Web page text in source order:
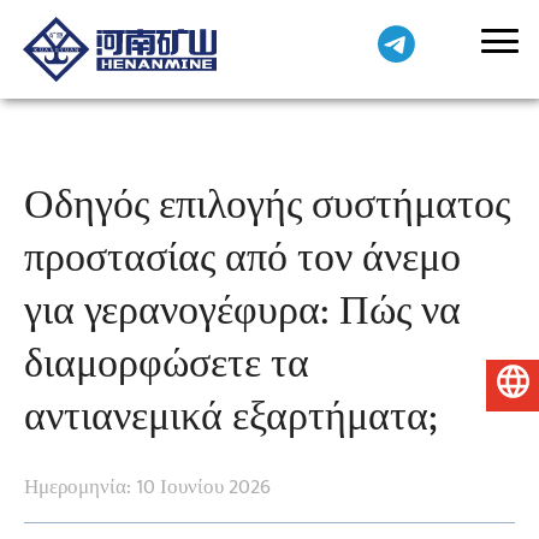
Οδηγός επιλογής συστήματος
προστασίας από τον άνεμο
για γερανογέφυρα: Πώς να
διαμορφώσετε τα
αντιανεμικά εξαρτήματα;
Ημερομηνία: 10 Ιουνίου 2026
Ελληνικά